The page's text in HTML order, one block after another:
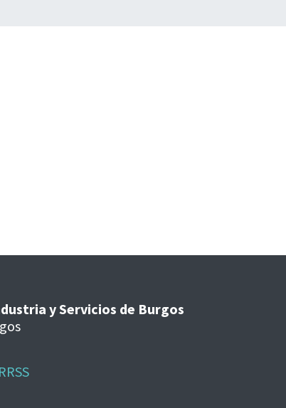
y Servicios de Burgos